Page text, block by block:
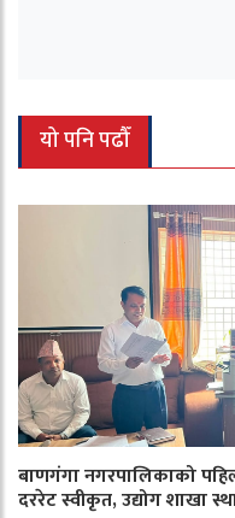
यो पनि पढौँ
बाणगंगा नगरपालिकाको
दररेट स्वीकृत, उद्योग शाखा